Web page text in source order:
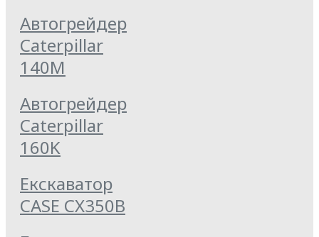
Автогрейдер
Caterpillar
140M
Автогрейдер
Caterpillar
160K
Екскаватор
CASE CX350B